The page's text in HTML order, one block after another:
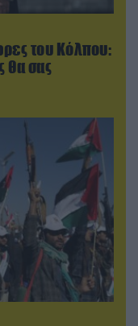
του Κόλπου:
θα σας